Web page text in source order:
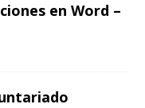
en Word –